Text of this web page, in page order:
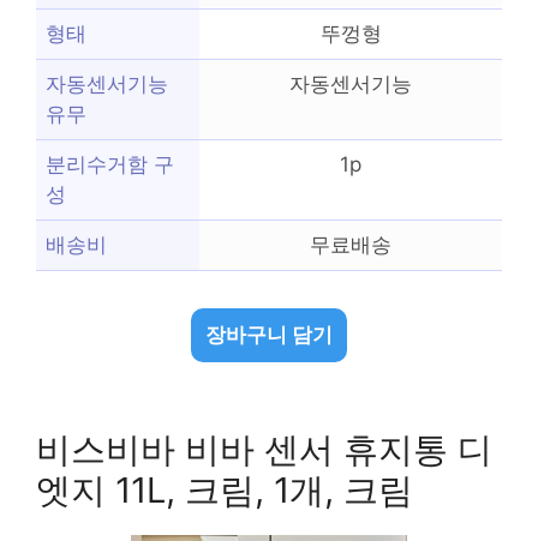
형태 뚜껑형
자동센서기능
유무
자동센서기능
분리수거함 구
성
1p
배송비 무료배송
장바구니 담기
비스비바 비바 센서 휴지통 디
엣지 11L, 크림, 1개, 크림